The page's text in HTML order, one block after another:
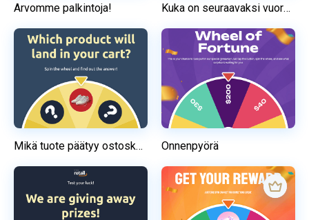
Arvomme palkintoja! Kuka on seuraavaksi vuorossa?
Mikä tuote päätyy ostoskoriisi? Onnenpyörä